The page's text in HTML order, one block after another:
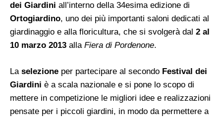
dei Giardini all’interno della 34esima edizione di
Ortogiardino, uno dei più importanti saloni dedicati al
giardinaggio e alla floricultura, che si svolgerà dal 2 al
10 marzo 2013 alla Fiera di Pordenone.
La selezione per partecipare al secondo Festival dei
Giardini è a scala nazionale e si pone lo scopo di
mettere in competizione le migliori idee e realizzazioni
pensate per i piccoli giardini, in modo da permettere a